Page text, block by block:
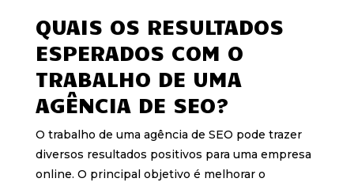
QUAIS OS RESULTADOS
ESPERADOS COM O
TRABALHO DE UMA
AGÊNCIA DE SEO?
O trabalho de uma agência de SEO pode trazer
diversos resultados positivos para uma empresa
online. O principal objetivo é melhorar o